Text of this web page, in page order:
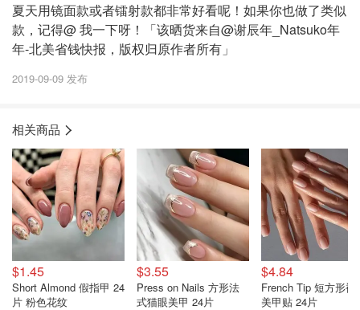
夏天用镜面款或者镭射款都非常好看呢！如果你也做了类似
款，记得@ 我一下呀！「该晒货来自@谢辰年_Natsuko年
年-北美省钱快报，版权归原作者所有」
2019-09-09 发布
相关商品
$1.45
Short Almond 假指甲 24
片 粉色花纹
$3.55
Press on Nails 方形法
式猫眼美甲 24片
$4.84
French Tip 短方形裸
美甲贴 24片